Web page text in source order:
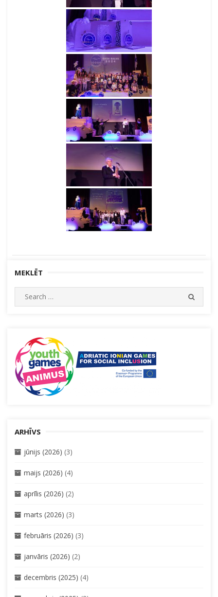
MEKLĒT
Search
for:
ARHĪVS
jūnijs (2026) (3)
maijs (2026) (4)
aprīlis (2026) (2)
marts (2026) (3)
februāris (2026) (3)
janvāris (2026) (2)
decembris (2025) (4)